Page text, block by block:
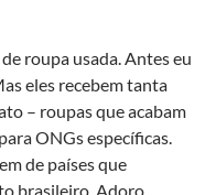
roupa usada. Antes eu
eles recebem tanta
– roupas que acabam
ONGs específicas.
de países que
brasileiro. Adoro